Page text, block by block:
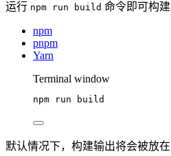
运行 npm run build 命令即可构建
npm
pnpm
Yarn
Terminal window
npm run build
默认情况下，构建输出将会被放在